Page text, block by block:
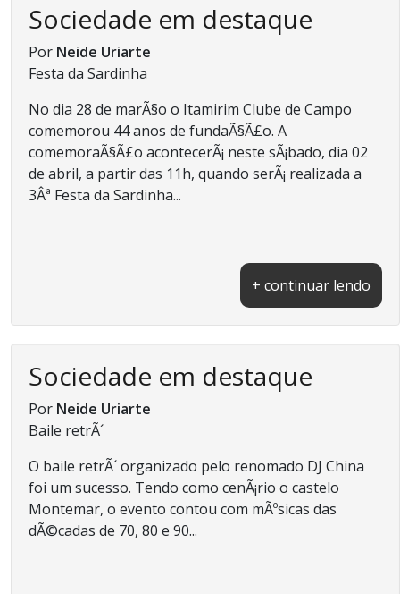
Sociedade em destaque
Por Neide Uriarte
Festa da Sardinha
No dia 28 de marÃ§o o Itamirim Clube de Campo
comemorou 44 anos de fundaÃ§Ã£o. A
comemoraÃ§Ã£o acontecerÃ¡ neste sÃ¡bado, dia 02
de abril, a partir das 11h, quando serÃ¡ realizada a
3Âª Festa da Sardinha...
+ continuar lendo
Sociedade em destaque
Por Neide Uriarte
Baile retrÃ´
O baile retrÃ´ organizado pelo renomado DJ China
foi um sucesso. Tendo como cenÃ¡rio o castelo
Montemar, o evento contou com mÃºsicas das
dÃ©cadas de 70, 80 e 90...